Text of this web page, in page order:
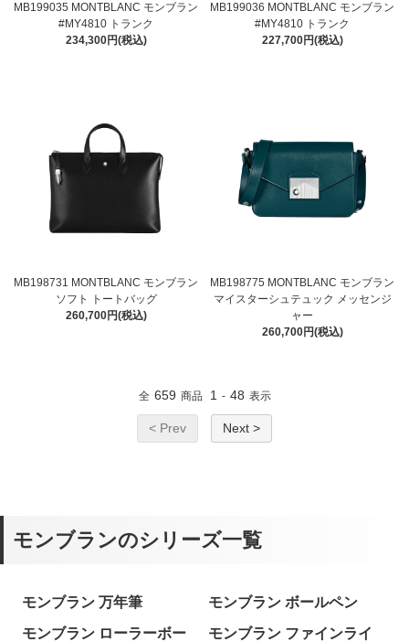
MB199035 MONTBLANC モンブラン
#MY4810 トランク
234,300円(税込)
MB199036 MONTBLANC モンブラン
#MY4810 トランク
227,700円(税込)
MB198731 MONTBLANC モンブラン
ソフト トートバッグ
260,700円(税込)
MB198775 MONTBLANC モンブラン
マイスターシュテュック メッセンジ
ャー
260,700円(税込)
全 659 商品 1 - 48 表示
< Prev Next >
モンブランのシリーズ一覧
モンブラン 万年筆
モンブラン ボールペン
モンブラン ローラーボー
モンブラン ファインライ